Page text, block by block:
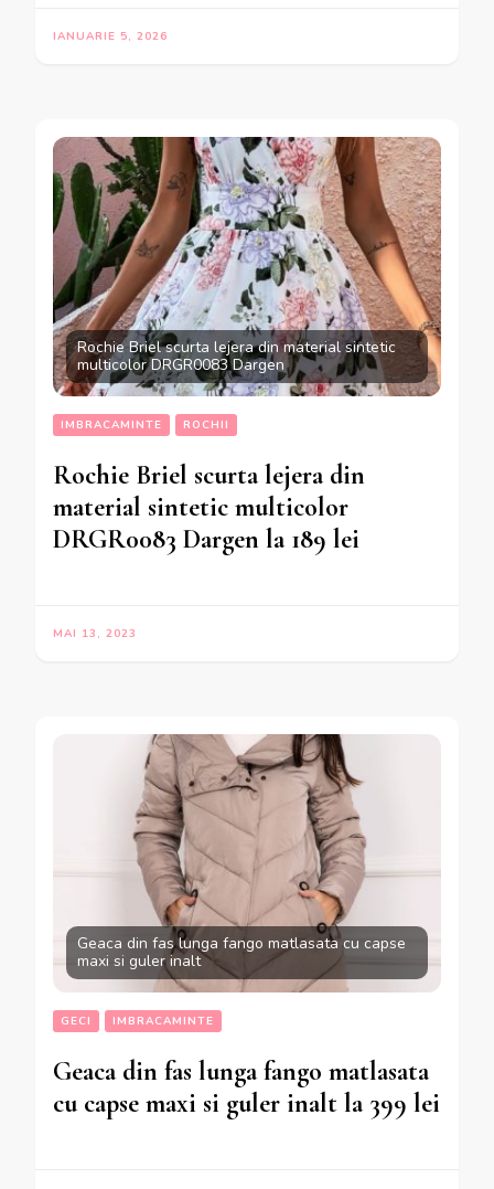
IANUARIE 5, 2026
Rochie Briel scurta lejera din material sintetic
multicolor DRGR0083 Dargen
IMBRACAMINTE ROCHII
Rochie Briel scurta lejera din
material sintetic multicolor
DRGR0083 Dargen la 189 lei
MAI 13, 2023
Geaca din fas lunga fango matlasata cu capse
maxi si guler inalt
GECI IMBRACAMINTE
Geaca din fas lunga fango matlasata
cu capse maxi si guler inalt la 399 lei